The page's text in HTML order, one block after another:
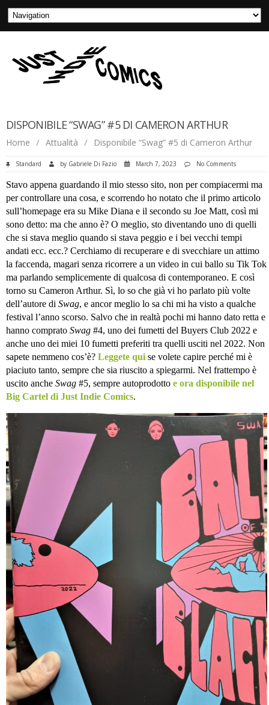
DISPONIBILE “SWAG” #5 DI CAMERON ARTHUR
Home / Attualità / Disponibile “Swag” #5 di Cameron Arthur
Standard by Gabriele Di Fazio March 7, 2023 No Comments
Stavo appena guardando il mio stesso sito, non per compiacermi ma
per controllare una cosa, e scorrendo ho notato che il primo articolo
sull’homepage era su Mike Diana e il secondo su Joe Matt, così mi
sono detto: ma che anno è? O meglio, sto diventando uno di quelli
che si stava meglio quando si stava peggio e i bei vecchi tempi
andati ecc. ecc.? Cerchiamo di recuperare e di svecchiare un attimo
la faccenda, magari senza ricorrere a un video in cui ballo su Tik Tok
ma parlando semplicemente di qualcosa di contemporaneo. E così
torno su Cameron Arthur. Sì, lo so che già vi ho parlato più volte
dell’autore di Swag, e ancor meglio lo sa chi mi ha visto a qualche
festival l’anno scorso. Salvo che in realtà pochi mi hanno dato retta e
hanno comprato Swag #4, uno dei fumetti del Buyers Club 2022 e
anche uno dei miei 10 fumetti preferiti tra quelli usciti nel 2022. Non
sapete nemmeno cos’è? Leggete qui se volete capire perché mi è
piaciuto tanto, sempre che sia riuscito a spiegarmi. Nel frattempo è
uscito anche Swag #5, sempre autoprodotto e ora disponibile nel
Big Cartel di Just Indie Comics.